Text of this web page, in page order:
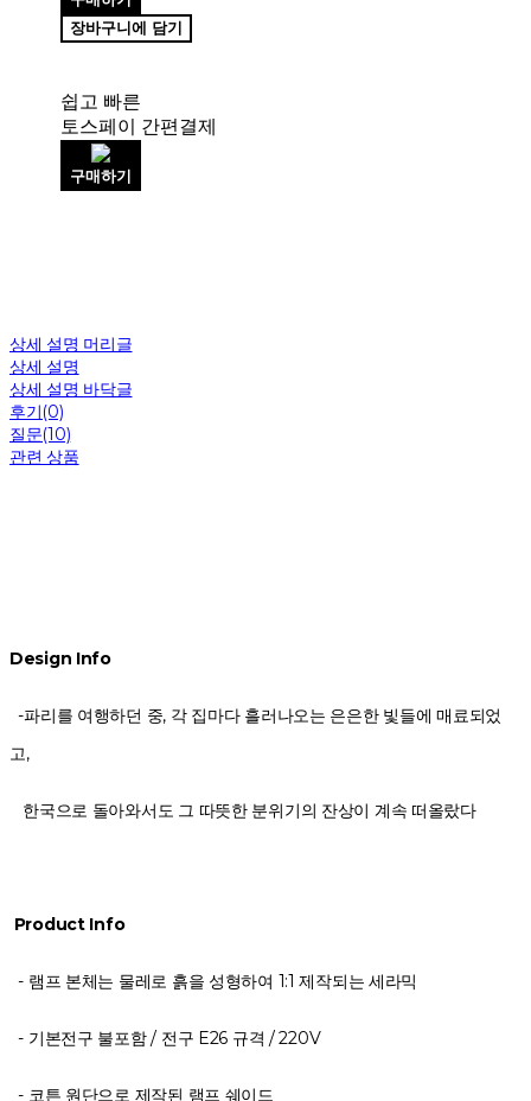
장바구니에 담기
쉽고 빠른
토스페이 간편결제
구매하기
상세 설명 머리글
상세 설명
상세 설명 바닥글
후기(0)
질문(10)
관련 상품
Design Info
-파리를 여행하던 중, 각 집마다 흘러나오는 은은한 빛들에 매료되었
고,
한국으로 돌아와서도 그 따뜻한 분위기의 잔상이 계속 떠올랐다
Product Info
- 램프 본체는 물레로 흙을 성형하여 1:1 제작되는 세라믹
- 기본전구 불포함 / 전구 E26 규격 / 220V
- 코튼 원단으로 제작된 램프 쉐이드